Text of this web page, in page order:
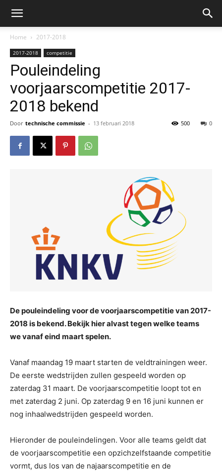
Home 2017-2018
2017-2018 competitie
Pouleindeling
voorjaarscompetitie 2017-
2018 bekend
Door technische commissie - 13 februari 2018 0
500
De pouleindeling voor de voorjaarscompetitie van 2017-
2018 is bekend. Bekijk hier alvast tegen welke teams
we vanaf eind maart spelen.
Vanaf maandag 19 maart starten de veldtrainingen weer.
De eerste wedstrijden zullen gespeeld worden op
zaterdag 31 maart. De voorjaarscompetitie loopt tot en
met zaterdag 2 juni. Op zaterdag 9 en 16 juni kunnen er
nog inhaalwedstrijden gespeeld worden.
Hieronder de pouleindelingen. Voor alle teams geldt dat
de voorjaarscompetitie een opzichzelfstaande competitie
vormt, dus los van de najaarscompetitie en de